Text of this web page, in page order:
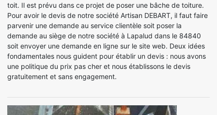
toit. Il est prévu dans ce projet de poser une bâche de toiture.
Pour avoir le devis de notre société Artisan DEBART, il faut faire
parvenir une demande au service clientèle soit poser la
demande au siège de notre société à Lapalud dans le 84840
soit envoyer une demande en ligne sur le site web. Deux idées
fondamentales nous guident pour établir un devis : nous avons
une politique du prix pas cher et nous établissons le devis
gratuitement et sans engagement.